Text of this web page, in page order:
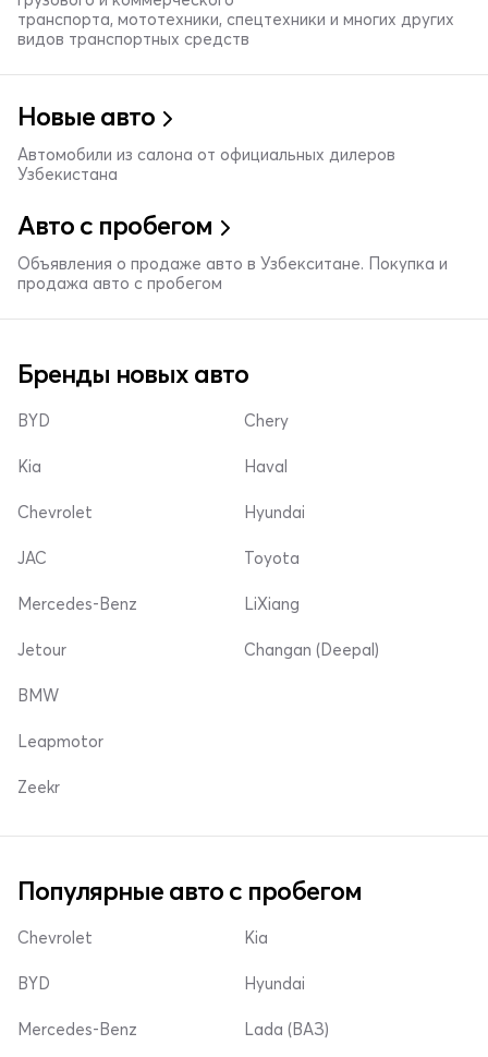
транспорта, мототехники, спецтехники и многих других
видов транспортных средств
Новые авто
Автомобили из салона от официальных дилеров
Узбекистана
Авто с пробегом
Объявления о продаже авто в Узбекситане. Покупка и
продажа авто с пробегом
Бренды новых авто
BYD
Kia
Chevrolet
Chery
Haval
Hyundai
JAC
Mercedes-Benz
Jetour
Toyota
LiXiang
Changan (Deepal)
BMW
Leapmotor
Zeekr
Популярные авто с пробегом
Chevrolet
BYD
Mercedes-Benz
Kia
Hyundai
Lada (ВАЗ)